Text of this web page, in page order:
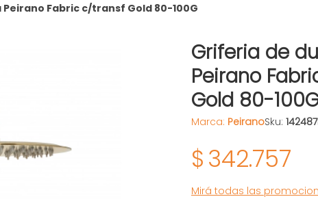
Fabric c/transf Gold 80-100G
Griferia de
Peirano
Gold 80-
Marca: PeiranoSku: 142487
$342.757
Mirá todas las